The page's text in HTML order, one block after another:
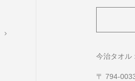
今治タオル
〒 794-